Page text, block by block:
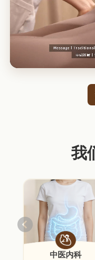
我
中医内科